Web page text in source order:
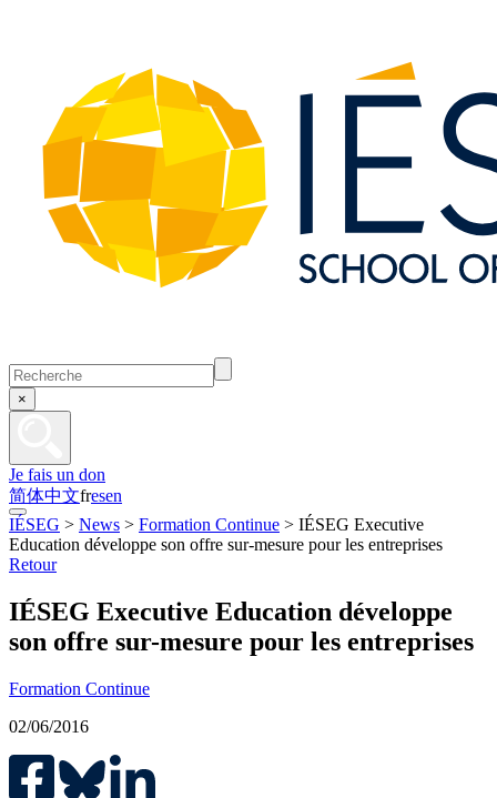
×
Je fais un don
简体中文fresen
IÉSEG > News > Formation Continue > IÉSEG Executive
Education développe son offre sur-mesure pour les entreprises
Retour
IÉSEG Executive Education développe
son offre sur-mesure pour les entreprises
Formation Continue
02/06/2016